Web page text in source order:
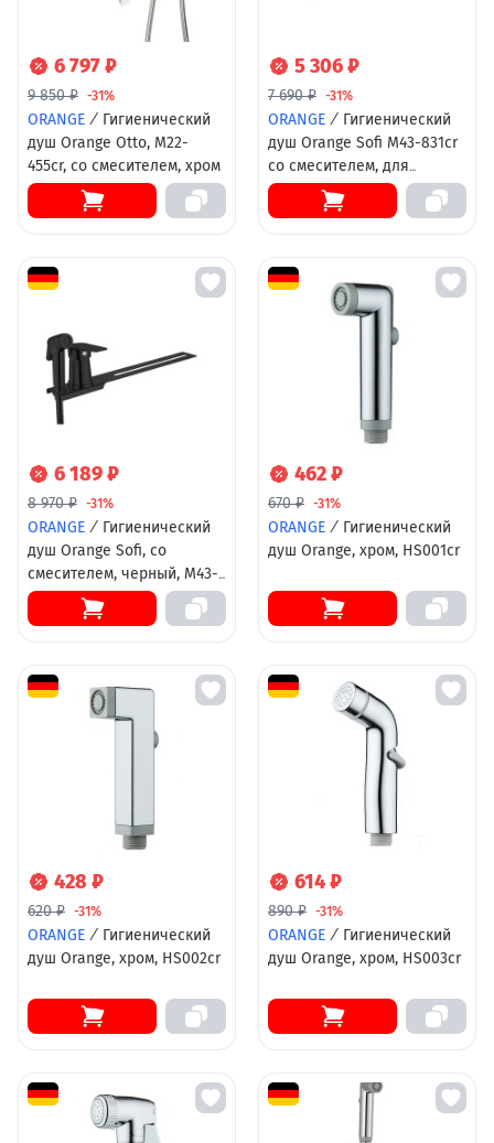
6 797 ₽
9 850 ₽ -31%
ORANGE / Гигиенический
душ Orange Otto, M22-
455cr, со смесителем, хром
5 306 ₽
7 690 ₽ -31%
ORANGE / Гигиенический
душ Orange Sofi M43-831cr
со смесителем, для
установки на унитаз, хром
6 189 ₽
8 970 ₽ -31%
ORANGE / Гигиенический
душ Orange Sofi, со
смесителем, черный, M43-
831b, для установки на
унитаз
462 ₽
670 ₽ -31%
ORANGE / Гигиенический
душ Orange, хром, HS001cr
428 ₽
620 ₽ -31%
ORANGE / Гигиенический
душ Orange, хром, HS002cr
614 ₽
890 ₽ -31%
ORANGE / Гигиенический
душ Orange, хром, HS003cr